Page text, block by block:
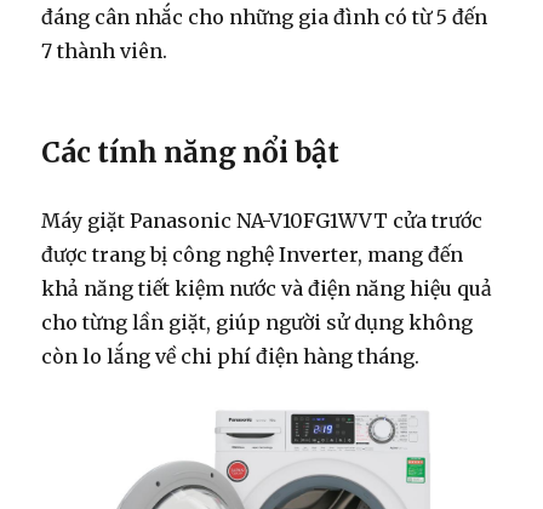
đáng cân nhắc cho những gia đình có từ 5 đến
7 thành viên.
Các tính năng nổi bật
Máy giặt Panasonic NA-V10FG1WVT cửa trước
được trang bị công nghệ Inverter, mang đến
khả năng tiết kiệm nước và điện năng hiệu quả
cho từng lần giặt, giúp người sử dụng không
còn lo lắng về chi phí điện hàng tháng.